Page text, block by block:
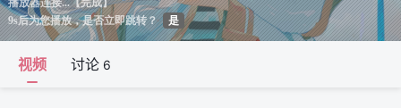
视频 讨论 6